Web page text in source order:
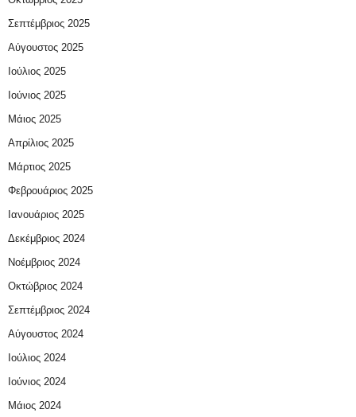
Σεπτέμβριος 2025
Αύγουστος 2025
Ιούλιος 2025
Ιούνιος 2025
Μάιος 2025
Απρίλιος 2025
Μάρτιος 2025
Φεβρουάριος 2025
Ιανουάριος 2025
Δεκέμβριος 2024
Νοέμβριος 2024
Οκτώβριος 2024
Σεπτέμβριος 2024
Αύγουστος 2024
Ιούλιος 2024
Ιούνιος 2024
Μάιος 2024